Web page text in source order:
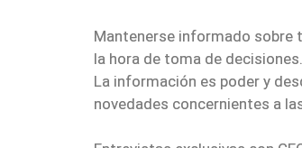
Mantenerse informado sobre
la hora de toma de decisiones.
La información es poder y
novedades concernientes a